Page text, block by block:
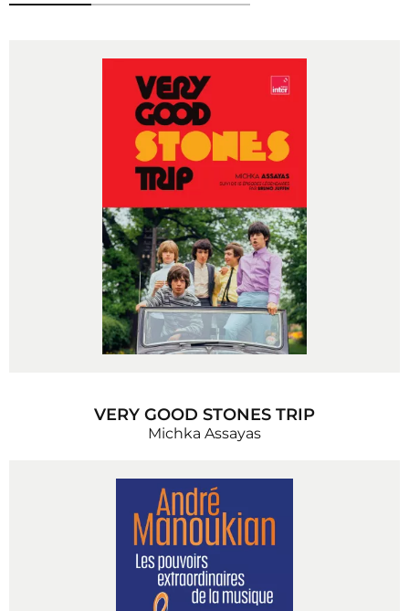
VERY GOOD STONES TRIP
Michka Assayas